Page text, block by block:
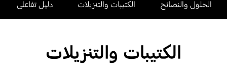
الحلول والنصائح الكتيبات والتنزيلات دليل تفاعلى
الكتيبات والتنزيلات